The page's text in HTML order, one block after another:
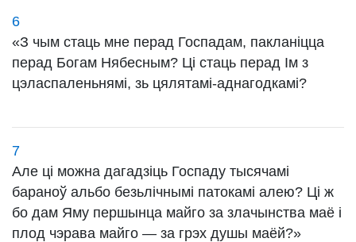
6
«З чым стаць мне перад Госпадам, пакланіцца
перад Богам Нябесным? Ці стаць перад Ім з
цэласпаленьнямі, зь цялятамі-аднагодкамі?
7
Але ці можна дагадзіць Госпаду тысячамі
бараноў альбо безьлічнымі патокамі алею? Ці ж
бо дам Яму першынца майго за злачынства маё і
плод чэрава майго — за грэх душы маёй?»